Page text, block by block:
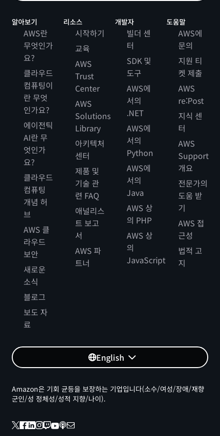
알아보기
AWS란
무엇인가
요?
클라우드
컴퓨팅이
란 무엇
인가요?
에이전틱
AI란 무
엇인가
요?
클라우드
컴퓨팅
개념 허
브
AWS 클
라우드
보안
새로운
소식
블로그
보도 자
료
리소스
시작하기
교육
AWS
Trust
Center
AWS
Solutions
Library
아키텍처
센터
제품 및
기술 관
련 FAQ
애널리스
트 보고
서
AWS 파
트너
개발자
빌더 센
터
SDK 및
도구
AWS에
서의
.NET
AWS에
서의
Python
AWS에
서의
Java
AWS 상
의 PHP
AWS 상
의
JavaScript
도움말
AWS에
문의
지원 티
켓 제출
AWS
re:Post
지식 센
터
AWS
Support
개요
전문가의
도움 받
기
AWS 접
근성
법적 고
지
English
Amazon은 기회 균등을 보장하는 기업입니다(소수/여성/장애/재향
군인/성 정체성/성적 지향/나이).